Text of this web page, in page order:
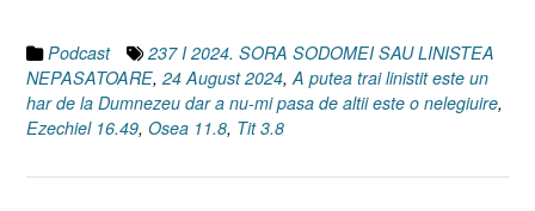
Podcast
237 I 2024. SORA SODOMEI SAU LINISTEA
NEPASATOARE, 24 August 2024,A putea trai linistit este un
har de la Dumnezeu dar a nu-mi pasa de altii este o nelegiuire,
Ezechiel 16.49, Osea 11.8, Tit 3.8